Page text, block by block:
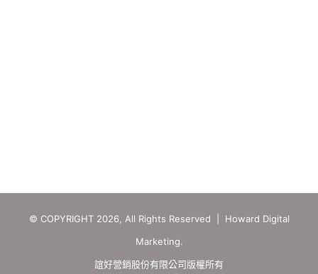
© COPYRIGHT 2026, All Rights Reserved | Howard Digital
Marketing.
誼好營銷股份有限公司版權所有